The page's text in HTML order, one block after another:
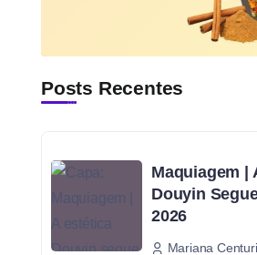
Posts Recentes
Maquiagem |
Douyin
2026
Mariana